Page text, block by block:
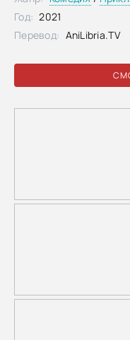
Год: 2021
Перевод: AniLibria.TV